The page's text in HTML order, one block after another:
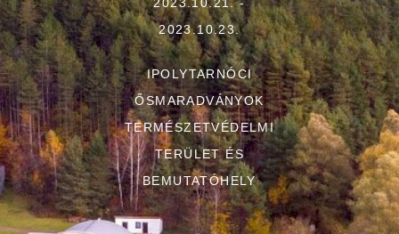
ÁRAK, NYITVATARTÁS
2023.10.23.
IPOLYTARNÓCI
ŐSMARADVÁNYOK
TERMÉSZETVÉDELMI
TERÜLET ÉS
BEMUTATÓHELY